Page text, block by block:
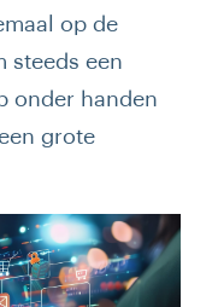
op de
steeds een
onder handen
grote